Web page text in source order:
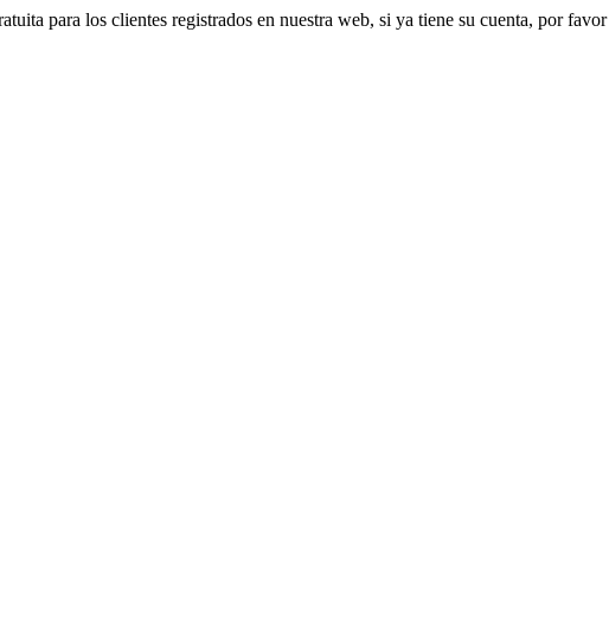
para los clientes registrados en nuestra web, si ya tiene su cuenta, por favor